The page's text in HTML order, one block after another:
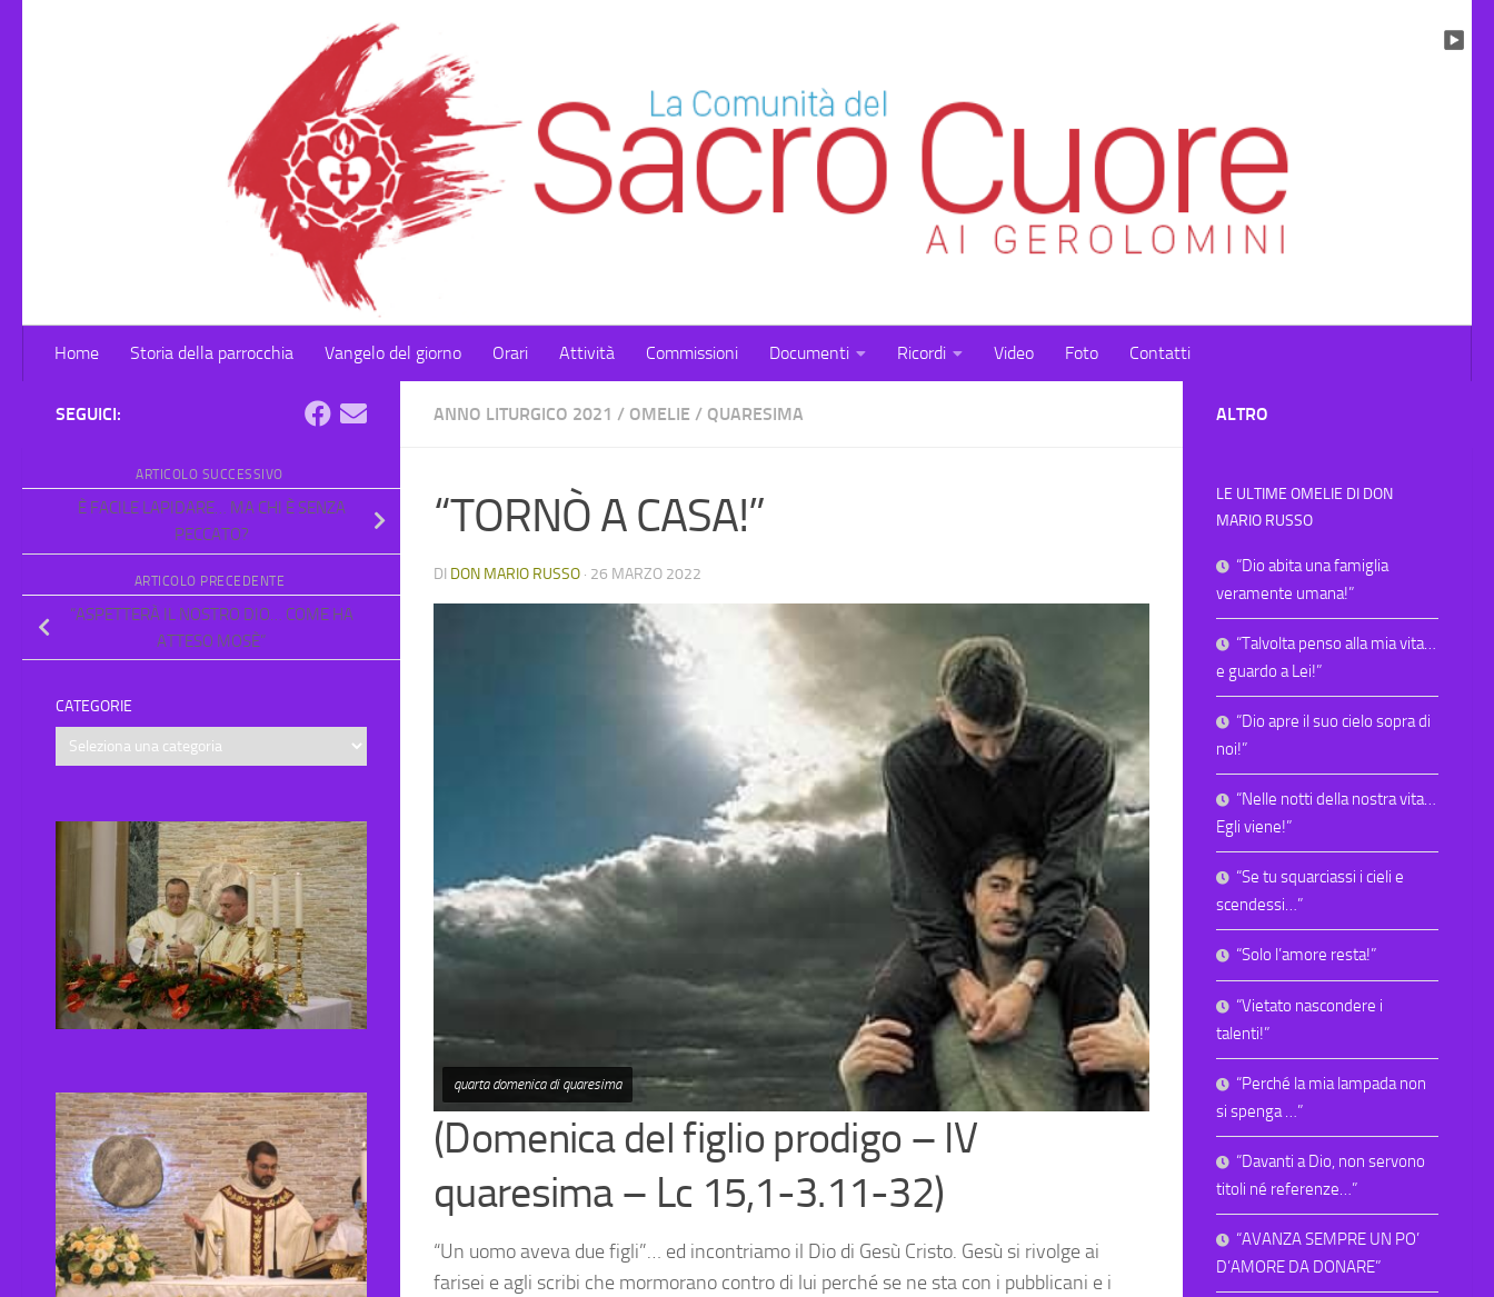
Home Storia della parrocchia Vangelo del giorno Orari Attività Commissioni Documenti Ricordi Video Foto Contatti
ANNO LITURGICO 2021 / OMELIE / QUARESIMA
“TORNÒ A CASA!”
DI DON MARIO RUSSO · 26 MARZO 2022
quarta domenica di quaresima
(Domenica del figlio prodigo – IV
quaresima – Lc 15,1-3.11-32)
“Un uomo aveva due figli”… ed incontriamo il Dio di Gesù Cristo. Gesù si rivolge ai
farisei e agli scribi che mormorano contro di lui perché se ne sta con i pubblicani e i
SEGUICI:
ARTICOLO SUCCESSIVO
È FACILE LAPIDARE… MA CHI È SENZA
PECCATO?
ARTICOLO PRECEDENTE
“ASPETTERÀ IL NOSTRO DIO… COME HA
ATTESO MOSÈ”
CATEGORIE
Categorie
ALTRO
LE ULTIME OMELIE DI DON
MARIO RUSSO
“Dio abita una famiglia
veramente umana!”
“Talvolta penso alla mia vita…
e guardo a Lei!”
“Dio apre il suo cielo sopra di
noi!”
“Nelle notti della nostra vita…
Egli viene!”
“Se tu squarciassi i cieli e
scendessi…”
“Solo l’amore resta!”
“Vietato nascondere i
talenti!”
“Perché la mia lampada non
si spenga …”
“Davanti a Dio, non servono
titoli né referenze…”
“AVANZA SEMPRE UN PO’
D’AMORE DA DONARE”